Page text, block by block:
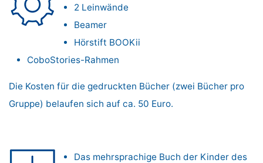
2 Leinwände
Beamer
Hörstift BOOKii
CoboStories-Rahmen
Die Kosten für die gedruckten Bücher (zwei Bücher pro
Gruppe) belaufen sich auf ca. 50 Euro.
Das mehrsprachige Buch der Kinder des